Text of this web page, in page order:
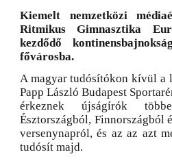
Kiemelt nemzetközi
Ritmikus Gimnasztika
kezdődő
fővárosba.
A magyar tudósítókon kívül a
Papp László Budapest
érkeznek újságírók
Észtországból, Finnországból
versenynapról, és az az azt
tudósít majd.